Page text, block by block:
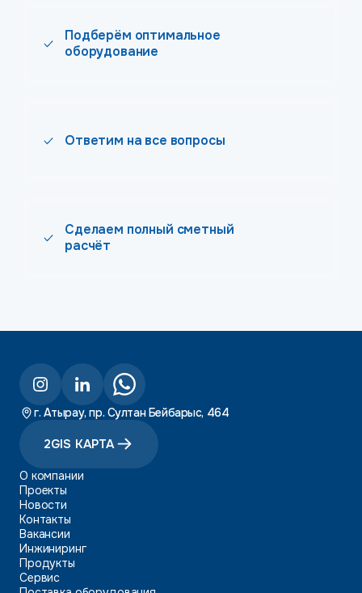
Подберём оптимальное
оборудование
Ответим на все вопросы
Сделаем полный сметный
расчёт
г. Атырау, пр. Султан Бейбарыс, 464
2GIS КАРТА
О компании
Проекты
Новости
Контакты
Вакансии
Инжиниринг
Продукты
Сервис